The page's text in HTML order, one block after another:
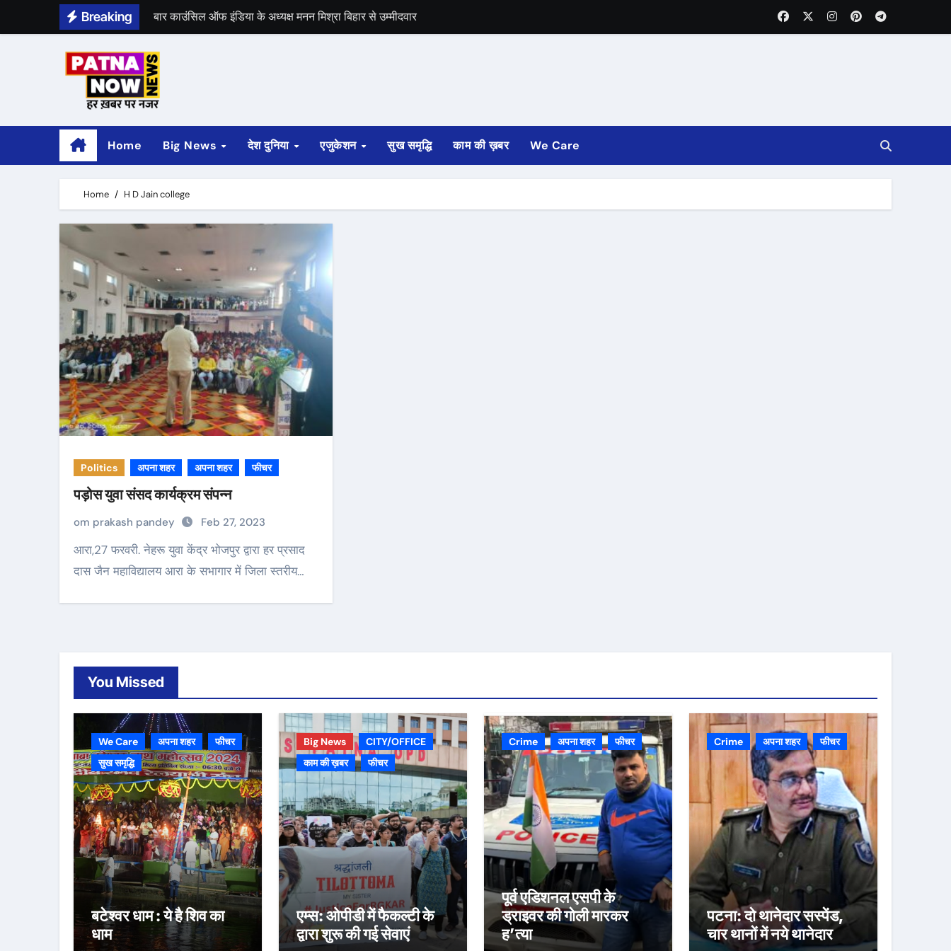
Breaking बार काउंसिल ऑफ इंडिया के अध्यक्ष मनन मिश्रा बिहार से उम्मीदवार
भीम सेना का भारत बंद, राजद का बंद को समर्थन
Home Big News देश दुनिया एजुकेशन सुख समृद्धि काम की ख़बर We Care
Home H D Jain college
Politics अपना शहर अपना शहर फीचर
पड़ोस युवा संसद कार्यक्रम संपन्न
om prakash pandey Feb 27, 2023
आरा,27 फरवरी. नेहरू युवा केंद्र भोजपुर द्वारा हर प्रसाद
दास जैन महाविद्यालय आरा के सभागार में जिला स्तरीय…
You Missed
We Care अपना शहर
फीचर
सुख समृद्धि
बटेश्वर धाम : ये है शिव का
धाम
Big News
CITY/OFFICE
काम की ख़बर
फीचर
एम्स: ओपीडी में फैकल्टी के
द्वारा शुरू की गई सेवाएं
Crime अपना शहर फीचर
पूर्व एडिशनल एसपी के
ड्राइवर की गोली मारकर
ह’त्या
Crime अपना शहर फीचर
पटना: दो थानेदार सस्पेंड,
चार थानों में नये थानेदार